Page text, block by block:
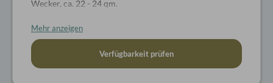
Wecker, ca. 22 - 24 qm.
Wellnesskorb mit Bademantel und Badeschlappen
Keine Hunde erlaubt
Mehr anzeigen
Verfügbarkeit prüfen